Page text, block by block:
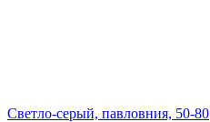
Светло-серый, павловния, 50-80